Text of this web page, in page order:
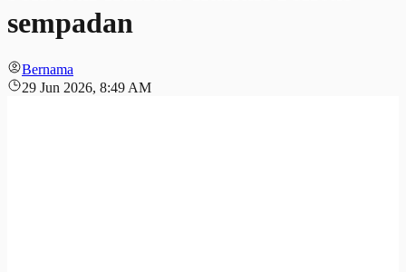
sempadan
Bernama
29 Jun 2026, 8:49 AM